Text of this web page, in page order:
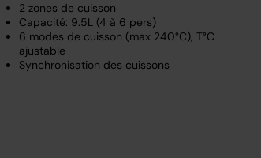
2 zones de cuisson
Capacité: 9.5L (4 à 6 pers)
6 modes de cuisson (max 240°C), T°C
ajustable
Synchronisation des cuissons